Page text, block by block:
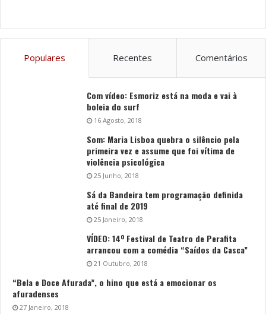
Populares Recentes Comentários
Com vídeo: Esmoriz está na moda e vai à
boleia do surf
16 Agosto, 2018
Som: Maria Lisboa quebra o silêncio pela
primeira vez e assume que foi vítima de
violência psicológica
25 Junho, 2018
Sá da Bandeira tem programação definida
até final de 2019
25 Janeiro, 2018
VÍDEO: 14º Festival de Teatro de Perafita
arrancou com a comédia “Saídos da Casca”
21 Outubro, 2018
“Bela e Doce Afurada”, o hino que está a emocionar os
afuradenses
27 Janeiro, 2018